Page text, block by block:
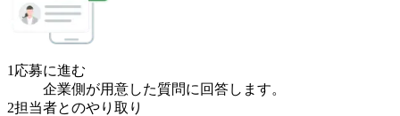
1 応募に進む
企業側が用意した質問に回答します。
2担当者とのやり取り